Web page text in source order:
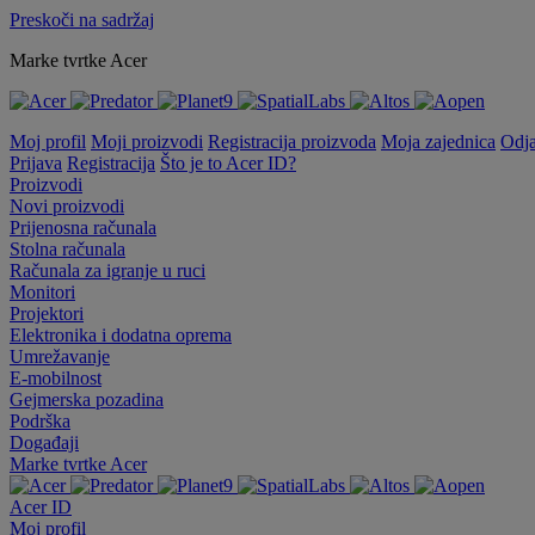
Preskoči na sadržaj
Marke tvrtke Acer
Moj profil Moji proizvodi Registracija proizvoda Moja zajednica
Prijava Registracija Što je to Acer ID?
Proizvodi
Novi proizvodi
Prijenosna računala
Stolna računala
Računala za igranje u ruci
Monitori
Projektori
Elektronika i dodatna oprema
Umrežavanje
E-mobilnost
Gejmerska pozadina
Podrška
Događaji
Marke tvrtke Acer
Acer ID
Moj profil